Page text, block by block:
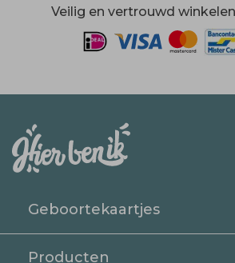
Veilig en vertrouwd
Geboortekaartjes
Producten